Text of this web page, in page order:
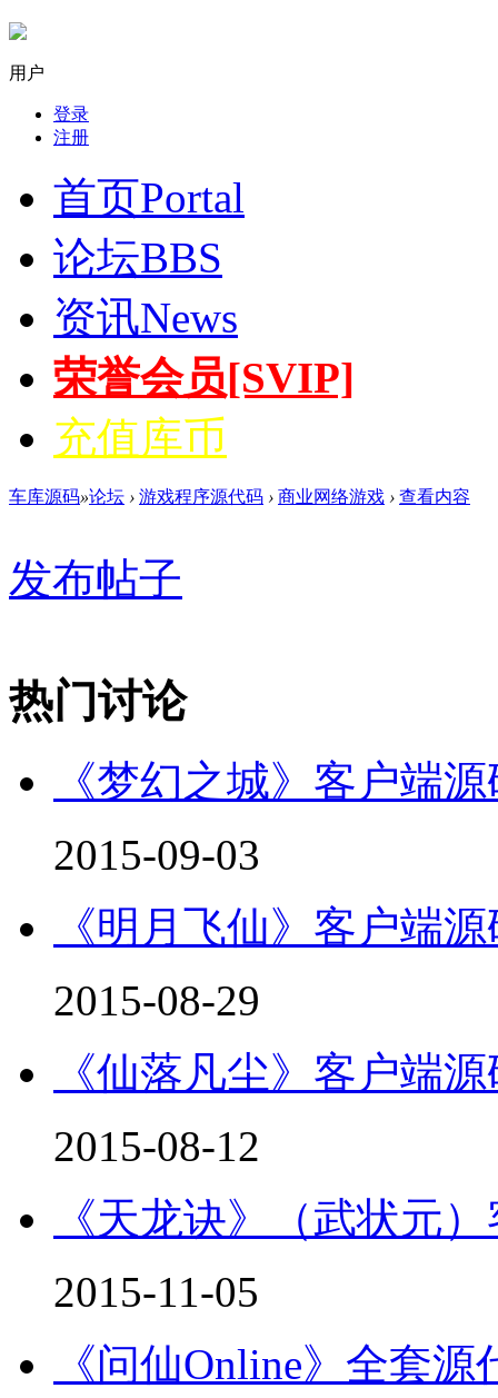
用户
登录
注册
首页Portal
论坛BBS
资讯News
荣誉会员[SVIP]
充值库币
车库源码»论坛 › 游戏程序源代码 › 商业网络游戏 › 查看内容
发布帖子
热门讨论
《梦幻之城》客户端
2015-09-03
《明月飞仙》客户端
2015-08-29
《仙落凡尘》客户端
2015-08-12
《天龙诀》（武状元
2015-11-05
《问仙Online》全套